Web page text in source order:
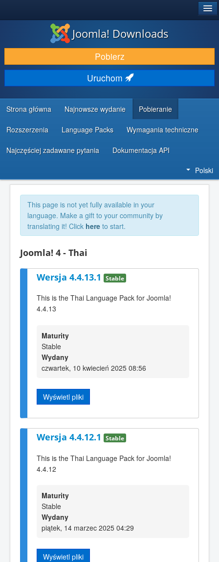
DODATKI I ROZSZERZENIA
ODKRYJ & POZNAJ
SPOŁECZNOŚĆ & WSPARCIE
ZASOBY DLA PROGRAMISTÓW
Joomla! Downloads
Pobierz
Uruchom
Strona główna Najnowsze wydanie Pobieranie
Rozszerzenia Language Packs Wymagania techniczne
Najczęściej zadawane pytania Dokumentacja API
Polski
This page is not yet fully available in your
language. Make a gift to your community by
translating it! Click here to start.
Joomla! 4 - Thai
Wersja 4.4.13.1 Stable
This is the Thai Language Pack for Joomla!
4.4.13
Maturity
Stable
Wydany
czwartek, 10 kwiecień 2025 08:56
Wyświetl pliki
Wersja 4.4.12.1 Stable
This is the Thai Language Pack for Joomla!
4.4.12
Maturity
Stable
Wydany
piątek, 14 marzec 2025 04:29
Wyświetl pliki